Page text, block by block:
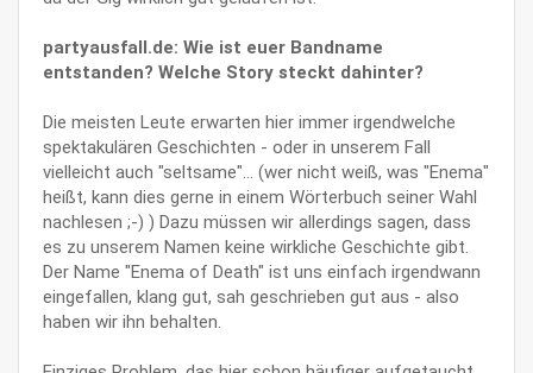
partyausfall.de: Wie ist euer Bandname
entstanden? Welche Story steckt dahinter?
Die meisten Leute erwarten hier immer irgendwelche
spektakulären Geschichten - oder in unserem Fall
vielleicht auch "seltsame"... (wer nicht weiß, was "Enema"
heißt, kann dies gerne in einem Wörterbuch seiner Wahl
nachlesen ;-) ) Dazu müssen wir allerdings sagen, dass
es zu unserem Namen keine wirkliche Geschichte gibt.
Der Name "Enema of Death" ist uns einfach irgendwann
eingefallen, klang gut, sah geschrieben gut aus - also
haben wir ihn behalten.